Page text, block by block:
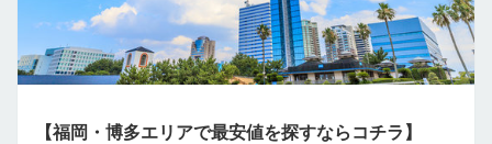
【福岡・博多エリアで最安値を探すならコチラ】